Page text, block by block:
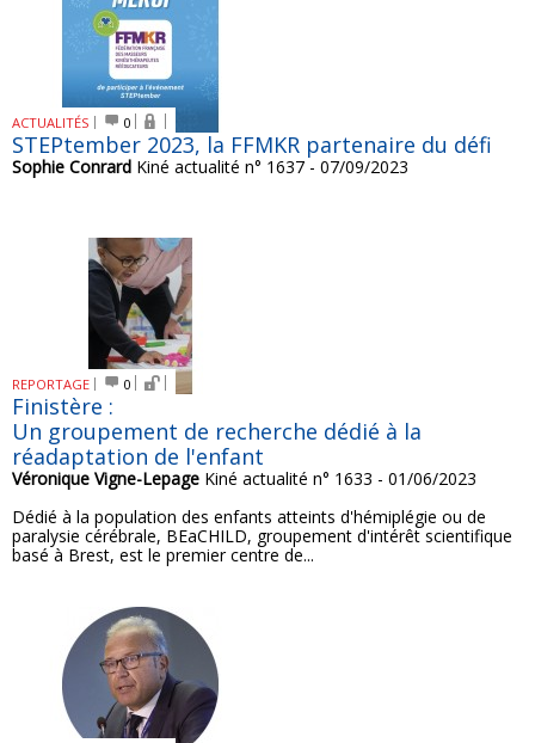
ACTUALITÉS 0
STEPtember 2023, la FFMKR partenaire du défi
Sophie Conrard Kiné actualité n° 1637 - 07/09/2023
REPORTAGE 0
Finistère :
Un groupement de recherche dédié à la
réadaptation de l'enfant
Véronique Vigne-Lepage Kiné actualité n° 1633 - 01/06/2023
Dédié à la population des enfants atteints d'hémiplégie ou de
paralysie cérébrale, BEaCHILD, groupement d'intérêt scientifique
basé à Brest, est le premier centre de...